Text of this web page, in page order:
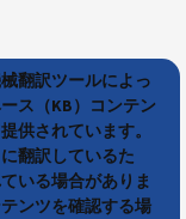
翻訳ツールによっ
ス（KB）コンテン
供されています。
翻訳しているた
いる場合がありま
ンツを確認する場